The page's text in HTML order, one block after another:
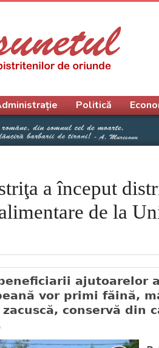
a început
de la
ajutoarelor
vor primi făină,
conservă din
Politică